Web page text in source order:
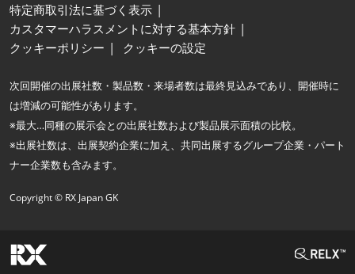
特定商取引法に基づく表示
カスタマーハラスメントに対する基本方針
クッキーポリシー
クッキーの設定
次回開催の出展社数・製品数・来場者数は最終見込みであり、開催時に
は増減の可能性があります。
※最大…同種の展示会との出展社数および製品展示面積の比較。
※出展社数は、出展契約企業に加え、共同出展するグループ企業・パート
ナー企業数も含みます。
Copyright © RX Japan GK